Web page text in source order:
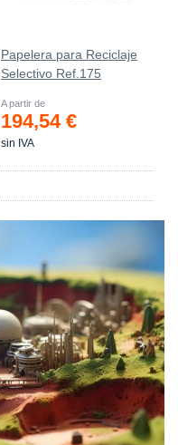
Papelera para Reciclaje
Selectivo Ref.175
A partir de
194,54 €
sin IVA